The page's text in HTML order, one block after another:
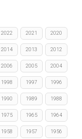
2022 2021 2020
2014 2013 2012
2006 2005 2004
1998 1997 1996
1990 1989 1988
1975 1965 1964
1958 1957 1956